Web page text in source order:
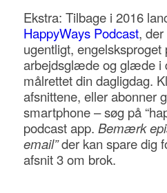
Ekstra: Tilbage i 2016
HappyWays Podcast,
ugentligt, engelsksproget
arbejdsglæde og glæde i
målrettet din dagligdag.
afsnittene, eller abonner
smartphone – søg på
podcast app. Bemærk
email”der kan spare dig
afsnit 3 om brok.